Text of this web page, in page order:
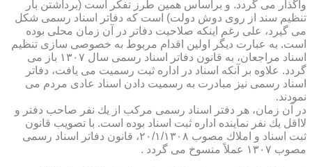
واگذار می گردد. و براساس همین طرز تفكر است (برداشتن بار
تنظیم سند از روی دوش دولت) است كه دفاتر اسناد رسمی شكل
می گیرد، علی رغم اینكه صلاحیت دفاتر در آن زمان محلی بوده
است. به عبارت دیگر اولین اقدام مربوط به خصوصی سازی تنظیم
اسناد مراجعان، به قانون دفاتر اسناد رسمی سال ۱۳۰۷ باز می
گردد. علاوه بر آنكه اسناد در اداره ثبت رسمیت می یافت، دفاتر
اسناد رسمی نیز مبادرت به رسمیت دادن اسناد عادی مردم می
نمودند.
در آن زمان، هر دفتر اسناد رسمی مركب از یك نفر صاحب دفتر و
لااقل یك نفر نماینده اداره ثبت اسناد بوده است. با تصویب قانون
ثبت اسناد و املاك مصوب ۲۰/۱/۱۳۰۸، قانون دفاتر اسناد رسمی
مصوب ۱۳۰۷ عملاً منسوخ می گردد .